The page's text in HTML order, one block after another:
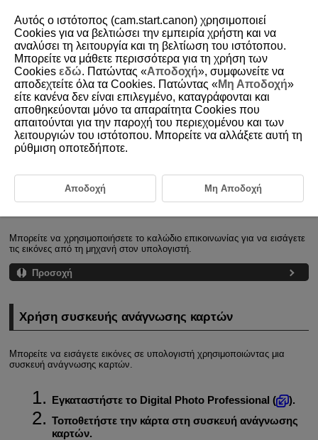
D292-200
Εισαγωγή εικόνων σε υπολογιστή
Σύνδεση σε υπολογιστή μέσω καλωδίου επικοινωνίας
Χρήση συσκευής ανάγνωσης καρτών
Σύνδεση σε υπολογιστή μέσω
καλωδίου επικοινωνίας
Μπορείτε να χρησιμοποιήσετε το καλώδιο επικοινωνίας για να εισάγετε
τις εικόνες από τη μηχανή στον υπολογιστή.
Προσοχή
Χρήση συσκευής ανάγνωσης καρτών
Μπορείτε να εισάγετε εικόνες σε υπολογιστή χρησιμοποιώντας μια
συσκευή ανάγνωσης καρτών.
Εγκαταστήστε το Digital Photo Professional (
).
Τοποθετήστε την κάρτα στη συσκευή ανάγνωσης
καρτών.
Αυτός ο ιστότοπος (cam.start.canon) χρησιμοποιεί
Cookies για να βελτιώσει την εμπειρία χρήστη και να
αναλύσει τη λειτουργία και τη βελτίωση του ιστότοπου.
Μπορείτε να μάθετε περισσότερα για τη χρήση των
Cookies εδώ. Πατώντας «Αποδοχή», συμφωνείτε να
αποδεχτείτε όλα τα Cookies. Πατώντας «Μη Αποδοχή»
είτε κανένα δεν είναι επιλεγμένο, καταγράφονται και
αποθηκεύονται μόνο τα απαραίτητα Cookies που
απαιτούνται για την παροχή του περιεχομένου και των
λειτουργιών του ιστότοπου. Μπορείτε να αλλάξετε αυτή τη
ρύθμιση οποτεδήποτε.
Αποδοχή Μη Αποδοχή